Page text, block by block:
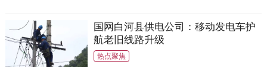
国网白河县供电公司：移动发电车护
航老旧线路升级
热点聚焦